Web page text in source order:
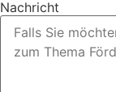
Nachricht